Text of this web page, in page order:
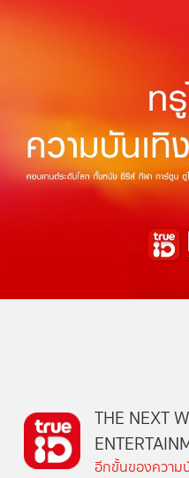
THE NEXT
อีกขั้นของความ